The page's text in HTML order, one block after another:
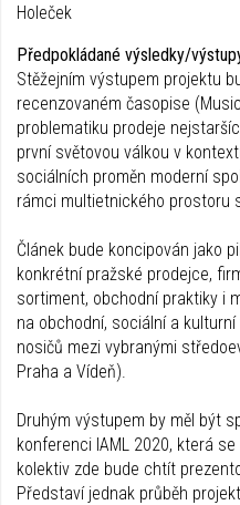
Holeček
Předpokládané výsledky/
Stěžejním výstupem projektu
recenzovaném časopise
problematiku prodeje
první světovou válkou v
sociálních proměn moderní
rámci multietnického prostoru
Článek bude koncipován jako
konkrétní pražské prodejce,
sortiment, obchodní praktiky i
na obchodní, sociální a
nosičů mezi vybranými
Praha a Vídeň).
Druhým výstupem by měl být
konferenci IAML 2020, která
kolektiv zde bude chtít
Představí jednak průběh